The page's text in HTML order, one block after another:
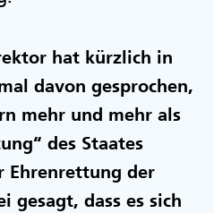
hat kürzlich in
davon gesprochen,
mehr und mehr als
des Staates
Ehrenrettung der
gesagt, dass es sich